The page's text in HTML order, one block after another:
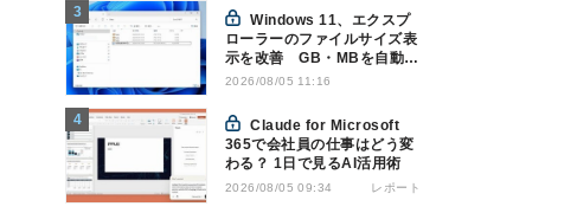
Windows 11、エクスプ
ローラーのファイルサイズ表
示を改善 GB・MBを自動表
示へ
2026/08/05 11:16
Claude for Microsoft
365で会社員の仕事はどう変
わる？ 1日で見るAI活用術
2026/08/05 09:34 レポート